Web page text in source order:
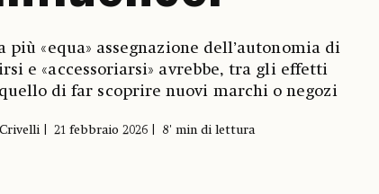
più «equa» assegnazione dell’autonomia di
e «accessoriarsi» avrebbe, tra gli effetti
di far scoprire nuovi marchi o negozi
21 febbraio 2026 8' min di lettura